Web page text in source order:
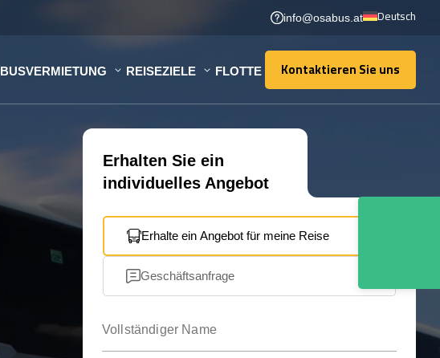
info@osabus.at Deutsch
BUSVERMIETUNG REISEZIELE FLOTTE Kontaktieren Sie uns
Kontaktieren Sie uns
Erhalten Sie ein
individuelles Angebot
Erhalte ein Angebot für meine Reise
Geschäftsanfrage